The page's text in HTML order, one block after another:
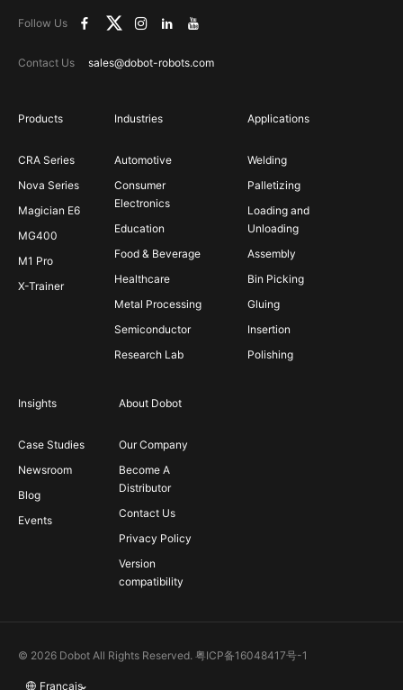
Follow Us
Contact Us sales@dobot-robots.com
Products
CRA Series
Nova Series
Magician E6
MG400
M1 Pro
X-Trainer
Industries
Automotive
Consumer
Electronics
Education
Food & Beverage
Healthcare
Metal Processing
Semiconductor
Research Lab
Applications
Welding
Palletizing
Loading and
Unloading
Assembly
Bin Picking
Gluing
Insertion
Polishing
Insights
Case Studies
Newsroom
Blog
Events
About Dobot
Our Company
Become A
Distributor
Contact Us
Privacy Policy
Version
compatibility
© 2026 Dobot All Rights Reserved. 粤ICP备16048417号-1
Français